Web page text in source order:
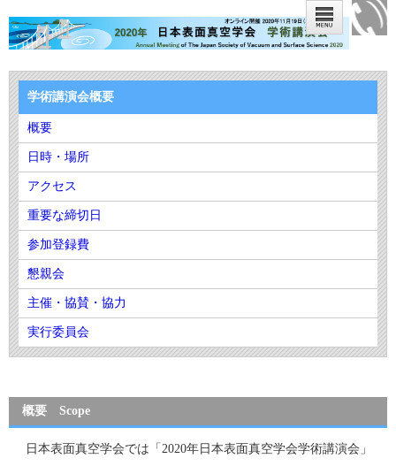
学術講演会概要
概要
日時・場所
アクセス
重要な締切日
参加登録費
懇親会
主催・協賛・協力
実行委員会
概要 Scope
日本表面真空学会では「2020年日本表面真空学会学術講演会」